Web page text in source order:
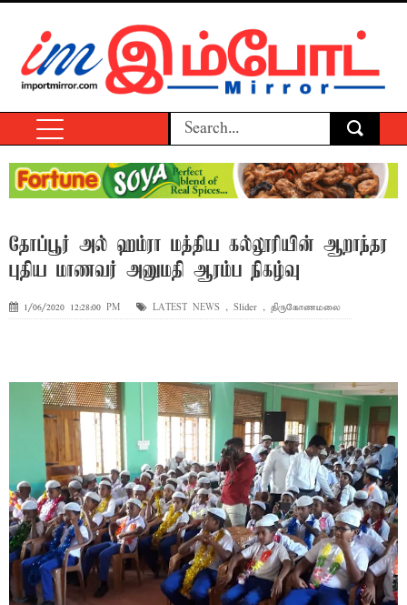
தோப்பூர் அல் ஹம்ரா மத்திய கல்லூரியின் ஆறாந்தர
புதிய மாணவர் அனுமதி ஆரம்ப நிகழ்வு
1/06/2020 12:28:00 PM LATEST NEWS , Slider , திருகோணமலை